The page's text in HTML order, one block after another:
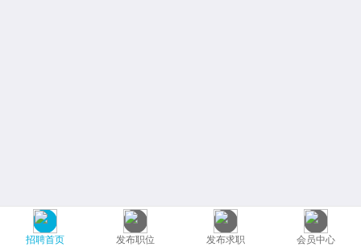
招聘首页 发布职位 发布求职 会员中心